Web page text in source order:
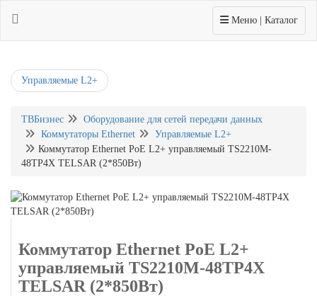
Toggle navigation
Меню | Каталог
Управляемые L2+
ТВБизнес
Оборудование для сетей передачи данных
Коммутаторы Ethernet
Управляемые L2+
Коммутатор Ethernet PoE L2+ управляемый TS2210M-
48TP4X TELSAR (2*850Вт)
Коммутатор Ethernet PoE L2+
управляемый TS2210M-48TP4X
TELSAR (2*850Вт)